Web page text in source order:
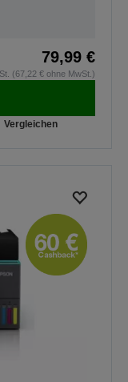
79,99 €
(67,22 € ohne MwSt.)
Vergleichen